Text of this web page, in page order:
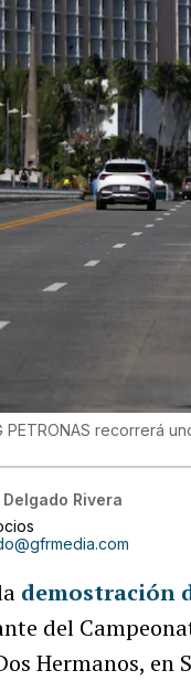
recorrerá
Rivera
demostración
del
Hermanos, en